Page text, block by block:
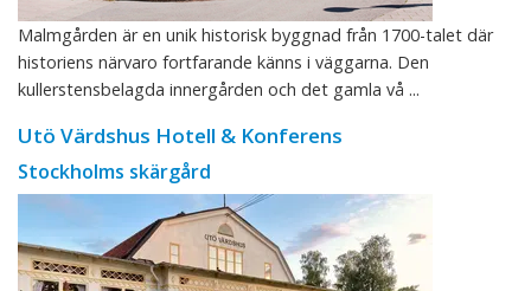
Malmgården är en unik historisk byggnad från 1700-talet där
historiens närvaro fortfarande känns i väggarna. Den
kullerstensbelagda innergården och det gamla vå ...
Utö Värdshus Hotell & Konferens
Stockholms skärgård